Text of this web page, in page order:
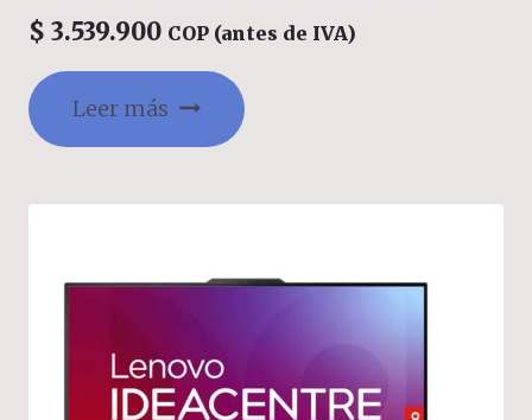
Gris
$ 3.539.900 COP (antes de IVA)
Leer más